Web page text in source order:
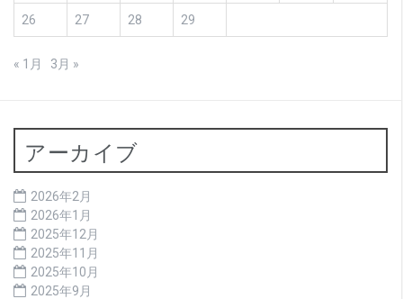
26 27 28 29
« 1月 3月 »
アーカイブ
2026年2月
2026年1月
2025年12月
2025年11月
2025年10月
2025年9月